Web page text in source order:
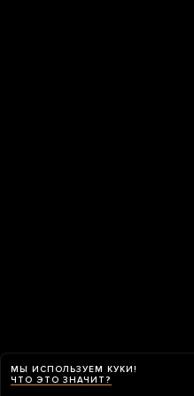
МЫ ИСПОЛЬЗУЕМ КУКИ!
ЧТО ЭТО ЗНАЧИТ?